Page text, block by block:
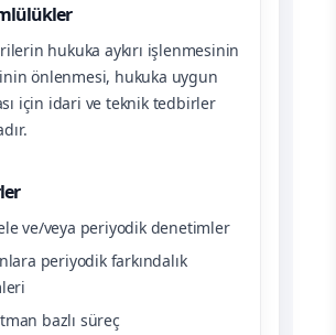
hukuka aykırı işlenmesinin
önlenmesi, hukuka uygun
için idari ve teknik tedbirler
ve/veya periyodik denetimler
periyodik farkındalık
bazlı süreç